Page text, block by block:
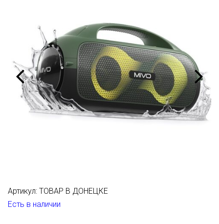
Артикул: ТОВАР В ДОНЕЦКЕ
Есть в наличии